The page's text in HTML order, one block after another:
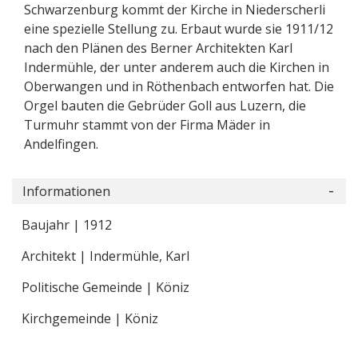
Schwarzenburg kommt der Kirche in Niederscherli
eine spezielle Stellung zu. Erbaut wurde sie 1911/12
nach den Plänen des Berner Architekten Karl
Indermühle, der unter anderem auch die Kirchen in
Oberwangen und in Röthenbach entworfen hat. Die
Orgel bauten die Gebrüder Goll aus Luzern, die
Turmuhr stammt von der Firma Mäder in
Andelfingen.
Informationen
Baujahr | 1912
Architekt | Indermühle, Karl
Politische Gemeinde | Köniz
Kirchgemeinde | Köniz